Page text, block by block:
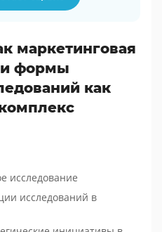
маркетинговая
и формы
как
исследование
исследований в